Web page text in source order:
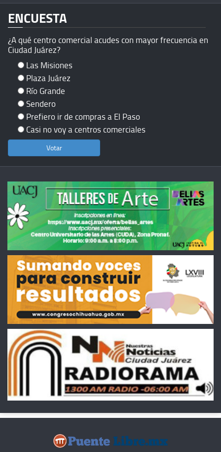
ENCUESTA
¿A qué centro comercial acudes con mayor frecuencia en
Ciudad Juárez?
Las Misiones
Plaza Juárez
Río Grande
Sendero
Prefiero ir de compras a El Paso
Casi no voy a centros comerciales